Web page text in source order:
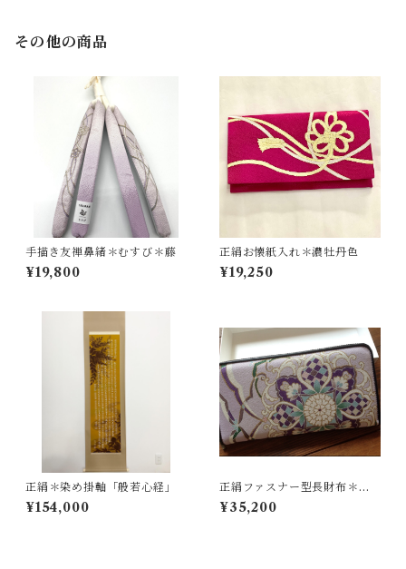
その他の商品
手描き友禅鼻緒＊むすび＊藤
¥19,800
正絹お懐紙入れ＊濃牡丹色
¥19,250
正絹＊染め掛軸「般若心経」
¥154,000
正絹ファスナー型長財布＊華
更紗／藤色＊
¥35,200